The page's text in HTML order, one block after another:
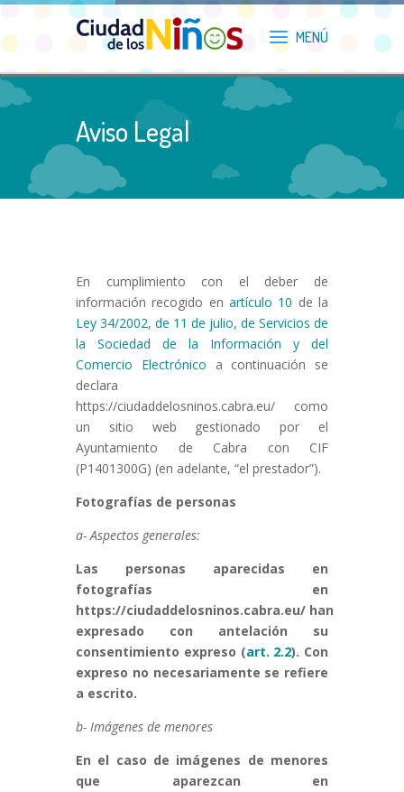
Aviso Legal
En cumplimiento con el deber de
información recogido en artículo 10 de la
Ley 34/2002, de 11 de julio, de Servicios de
la Sociedad de la Información y del
Comercio Electrónico a continuación se
declara
https://ciudaddelosninos.cabra.eu/ como
un sitio web gestionado por el
Ayuntamiento de Cabra con CIF
(P1401300G) (en adelante, “el prestador”).
Fotografías de personas
a- Aspectos generales:
Las personas aparecidas en
fotografías en
https://ciudaddelosninos.cabra.eu/ han
expresado con antelación su
consentimiento expreso (art. 2.2). Con
expreso no necesariamente se refiere
a escrito.
b- Imágenes de menores
En el caso de imágenes de menores
que aparezcan en